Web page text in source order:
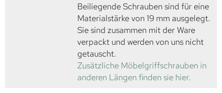
Beiliegende Schrauben sind für eine
Materialstärke von 19 mm ausgelegt.
Sie sind zusammen mit der Ware
verpackt und werden von uns nicht
getauscht.
Zusätzliche Möbelgriffschrauben in
anderen Längen finden sie hier.